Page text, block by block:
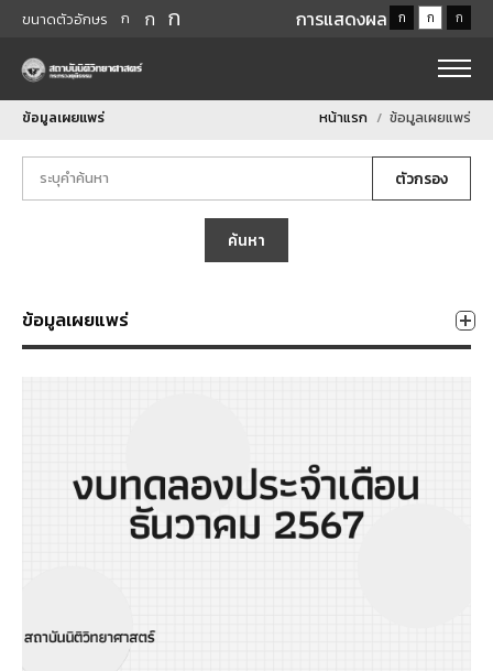
ขนาดตัวอักษร ก ก ก การแสดงผล ก ก ก
ข้อมูลเผยแพร่ หน้าแรก ข้อมูลเผยแพร่
ตัวกรอง
ค้นหา
ข้อมูลเผยแพร่